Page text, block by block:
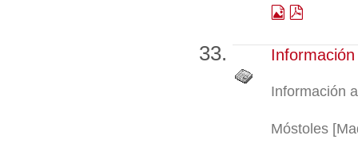
Información
Móstoles